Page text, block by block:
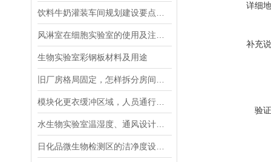
生物实验室彩钢板材料及用途
详细
补充
验